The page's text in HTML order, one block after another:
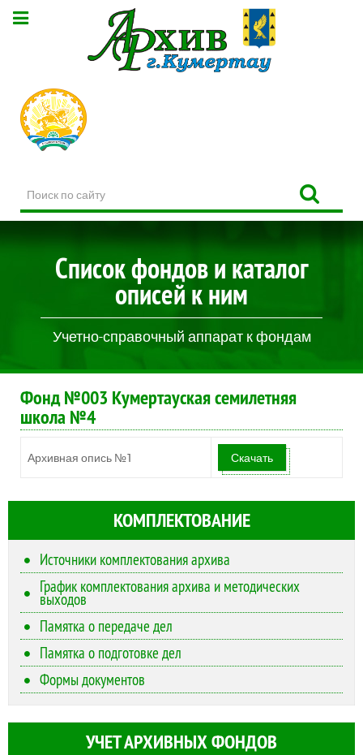
по
сайту
Список фондов и каталог
описей к ним
Учетно-справочный аппарат к фондам
Фонд №003 Кумертауская семилетняя
школа №4
Архивная опись №1 Скачать
КОМПЛЕКТОВАНИЕ
Источники комплектования архива
График комплектования архива и методических
выходов
Памятка о передаче дел
Памятка о подготовке дел
Формы документов
УЧЕТ АРХИВНЫХ ФОНДОВ